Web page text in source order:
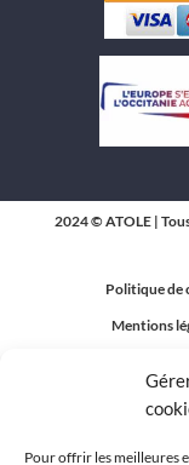
Pour offrir les meilleures
2024 © ATOLE |
Politique de
Mentions